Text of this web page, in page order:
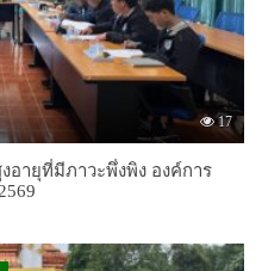
17
ายุที่มีภาวะพึ่งพิง องค์การ